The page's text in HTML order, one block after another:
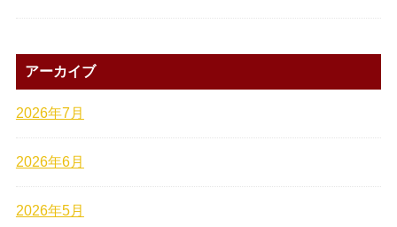
アーカイブ
2026年7月
2026年6月
2026年5月